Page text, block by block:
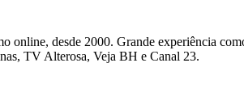
desde 2000. Grande experiência
TV Alterosa, Veja BH e Canal 23.